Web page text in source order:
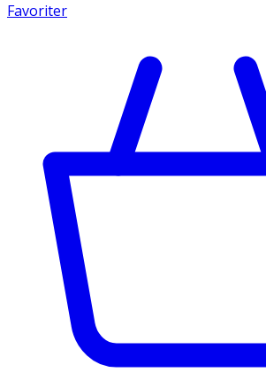
Favoriter